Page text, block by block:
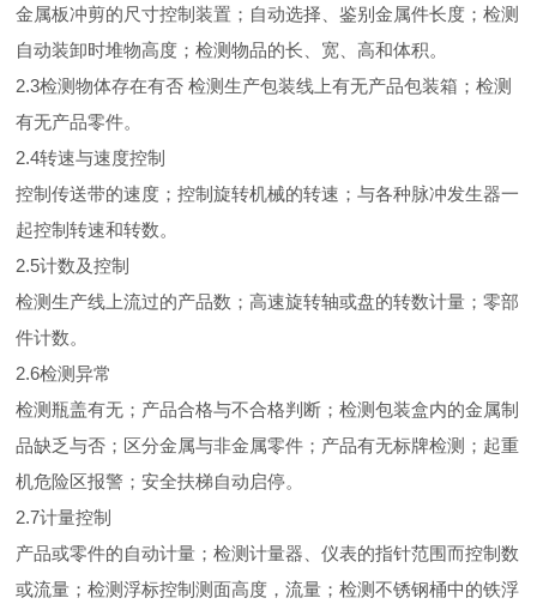
金属板冲剪的尺寸控制装置；自动选择、鉴别金属件长度；检测
自动装卸时堆物高度；检测物品的长、宽、高和体积。
2.3检测物体存在有否 检测生产包装线上有无产品包装箱；检测
有无产品零件。
2.4转速与速度控制
控制传送带的速度；控制旋转机械的转速；与各种脉冲发生器一
起控制转速和转数。
2.5计数及控制
检测生产线上流过的产品数；高速旋转轴或盘的转数计量；零部
件计数。
2.6检测异常
检测瓶盖有无；产品合格与不合格判断；检测包装盒内的金属制
品缺乏与否；区分金属与非金属零件；产品有无标牌检测；起重
机危险区报警；安全扶梯自动启停。
2.7计量控制
产品或零件的自动计量；检测计量器、仪表的指针范围而控制数
或流量；检测浮标控制测面高度，流量；检测不锈钢桶中的铁浮